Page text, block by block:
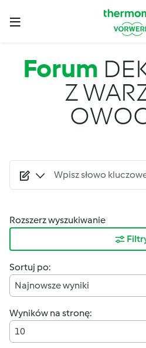
Forum
Z
Rozszerz wyszukiwanie
Sortuj po:
Najnowsze wyniki
Wyników na stronę:
10